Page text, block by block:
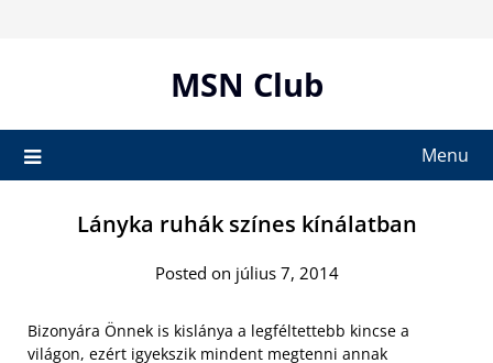
MSN Club
Menu
Lányka ruhák színes kínálatban
Posted on július 7, 2014
Bizonyára Önnek is kislánya a legféltettebb kincse a
világon, ezért igyekszik mindent megtenni annak